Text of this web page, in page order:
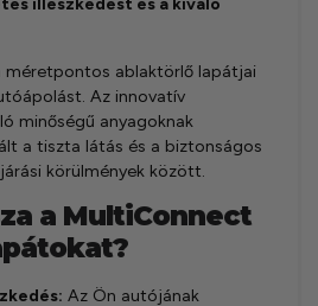
illeszkedést és a kiváló
méretpontos ablaktörlő lapátjai
Az innovatív
minőségű anyagoknak
a tiszta látás és a biztonságos
körülmények között.
a MultiConnect
Az Ön autójának